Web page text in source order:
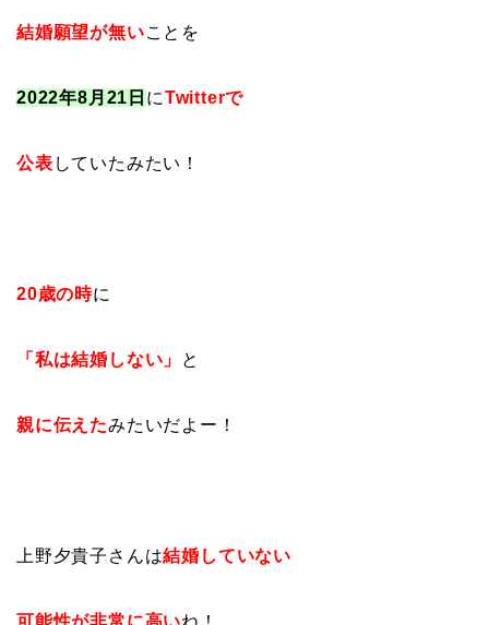
結婚願望が無いことを
2022年8月21日 にTwitterで
公表 していたみたい！
20歳の時に
「私は結婚しない」 と
親に伝えたみたいだよー！
上野夕貴子さんは結婚していない
可能性が非常に高いね！